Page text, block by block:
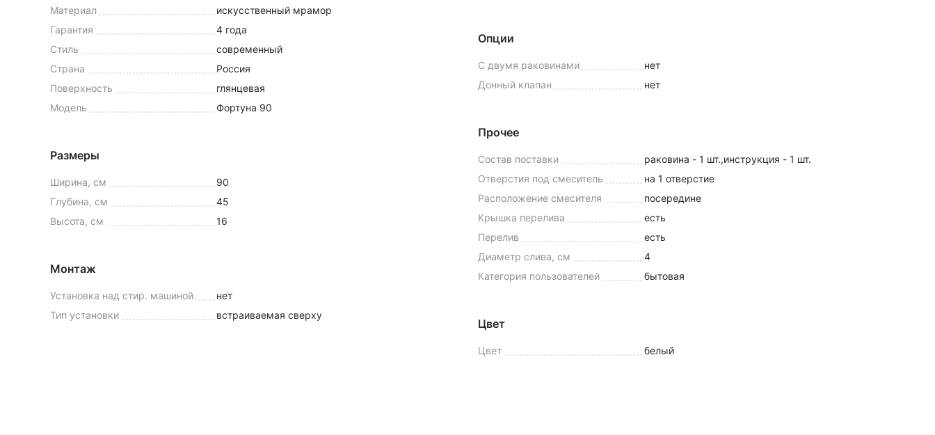
Материал
искусственный мрамор
Гарантия
4 года
Стиль
современный
Страна
Россия
Поверхность
глянцевая
Модель
Фортуна 90
Размеры
Ширина, см
90
Глубина, см
45
Высота, см
16
Монтаж
Установка над стир. машиной
нет
Тип установки
встраиваемая сверху
Опции
С двумя раковинами
нет
Донный клапан
нет
Прочее
Состав поставки
раковина - 1 шт.,инструкция - 1 шт.
Отверстия под смеситель
на 1 отверстие
Расположение смесителя
посередине
Крышка перелива
есть
Перелив
есть
Диаметр слива, см
4
Категория пользователей
бытовая
Цвет
Цвет белый